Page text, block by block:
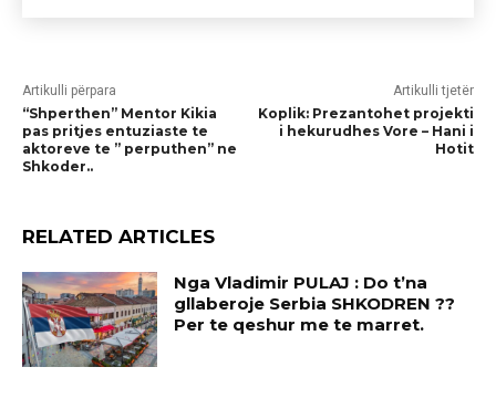
Artikulli përpara
“Shperthen” Mentor Kikia
pas pritjes entuziaste te
aktoreve te ” perputhen” ne
Shkoder..
Artikulli tjetër
Koplik: Prezantohet projekti
i hekurudhes Vore – Hani i
Hotit
RELATED ARTICLES
Nga Vladimir PULAJ : Do t’na
gllaberoje Serbia SHKODREN ??
Per te qeshur me te marret.